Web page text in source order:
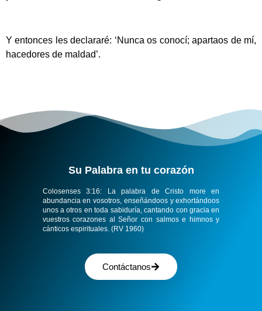
Y entonces les declararé: ‘Nunca os conocí; apartaos de mí,
hacedores de maldad’.
Su Palabra en tu corazón​
Colosenses 3:16:
La palabra de Cristo more en
abundancia en vosotros, enseñándoos y exhortándoos
unos a otros en toda sabiduría, cantando con gracia en
vuestros corazones al Señor con salmos e himnos y
cánticos espirituales. (RV 1960)
Contáctanos